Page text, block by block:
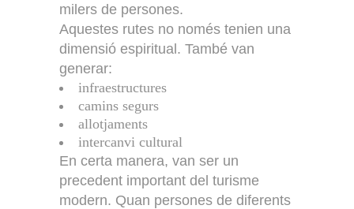
milers de persones.
Aquestes rutes no només tenien una
dimensió espiritual. També van
generar:
infraestructures
camins segurs
allotjaments
intercanvi cultural
En certa manera, van ser un
precedent important del turisme
modern. Quan persones de diferents